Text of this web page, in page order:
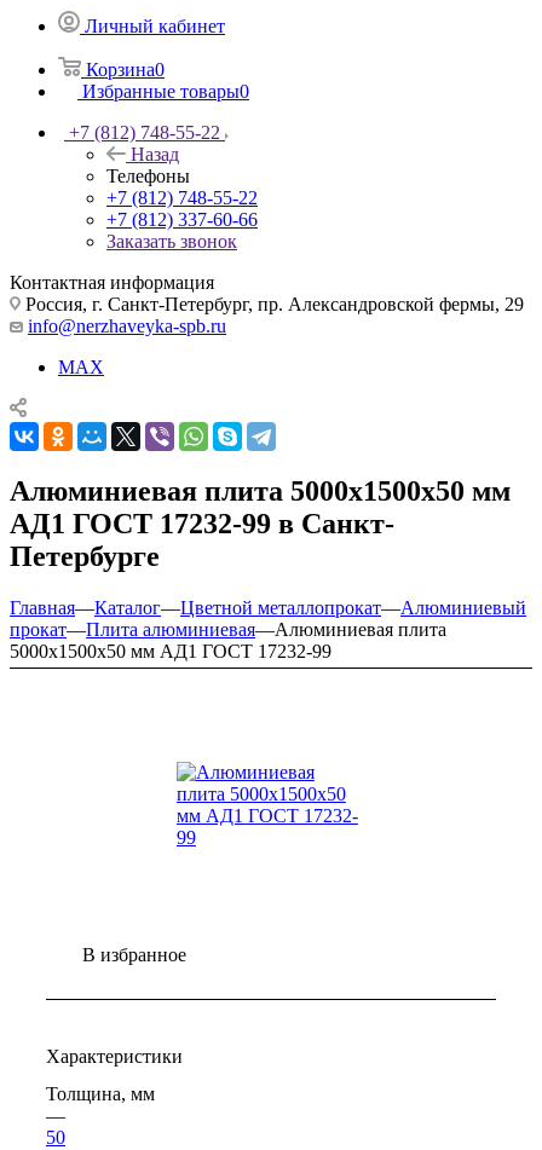
Личный кабинет
Корзина0
Избранные товары0
+7 (812) 748-55-22
Назад
Телефоны
+7 (812) 748-55-22
+7 (812) 337-60-66
Заказать звонок
Контактная информация
Россия, г. Санкт-Петербург, пр. Александровской фермы, 29
info@nerzhaveyka-spb.ru
MAX
Алюминиевая плита 5000х1500х50 мм
АД1 ГОСТ 17232-99 в Санкт-
Петербурге
Главная—Каталог—Цветной металлопрокат—Алюминиевый
прокат—Плита алюминиевая—Алюминиевая плита
5000х1500х50 мм АД1 ГОСТ 17232-99
В избранное
Характеристики
Толщина, мм
—
50